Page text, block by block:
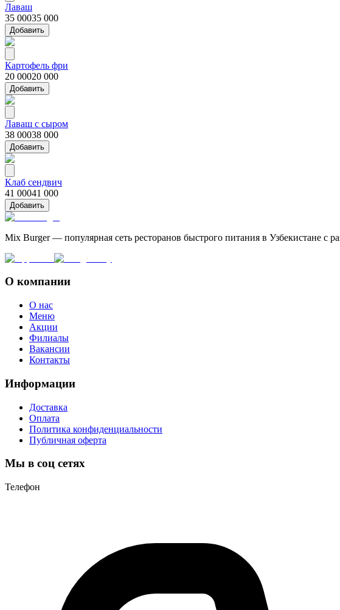
Лаваш
35 00035 000
Добавить
Картофель фри
20 00020 000
Добавить
Лаваш с сыром
38 00038 000
Добавить
Клаб сендвич
41 00041 000
Добавить
Mix Burger — популярная сеть ресторанов быстрого питания в Узбекистане с
О компании
О нас
Меню
Акции
Филиалы
Вакансии
Контакты
Информации
Доставка
Оплата
Политика конфиденциальности
Публичная оферта
Мы в соц сетях
Телефон